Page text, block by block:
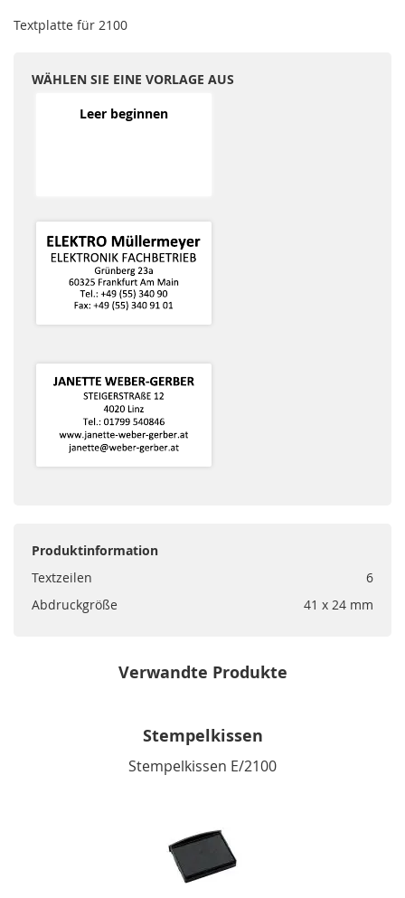
Textplatte für 2100
WÄHLEN SIE EINE VORLAGE AUS
Leer beginnen
Produktinformation
Textzeilen
6
Abdruckgröße
41 x 24 mm
Verwandte Produkte
Stempelkissen
Stempelkissen E/2100